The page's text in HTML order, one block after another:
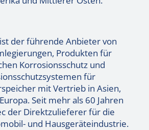
ist der führende Anbieter von
Produkten für
Korrosionsschutz und
für
mit Vertrieb in Asien,
Seit mehr als 60 Jahren
der Direktzulieferer für die
und Hausgeräteindustrie.